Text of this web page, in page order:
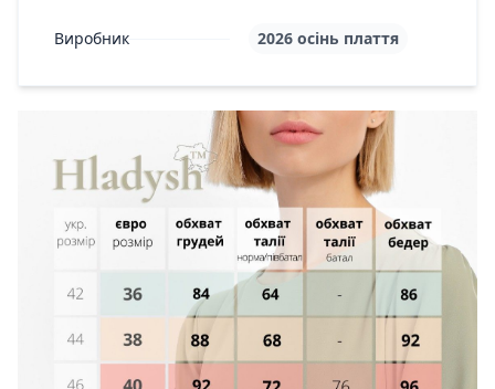
Виробник 2026 осінь плаття